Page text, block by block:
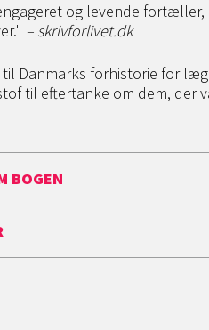
og levende
– skrivforlivet.dk
til Danmarks forhistorie for
til eftertanke om dem, der
BOGEN